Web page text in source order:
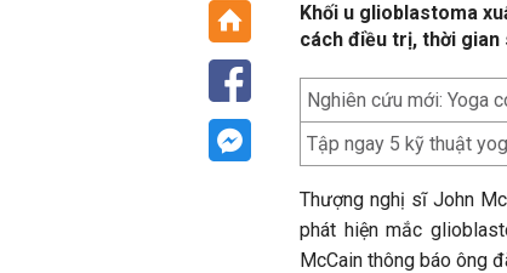
Khối u glioblastoma
cách điều trị, thời gian
Nghiên cứu mới: Yoga
Tập ngay 5 kỹ thuật
Thượng nghị sĩ John
phát hiện mắc
McCain thông báo ông